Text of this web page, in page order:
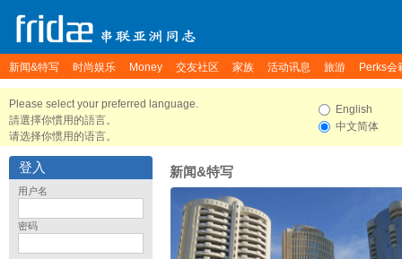
新闻&特写 时尚娱乐 Money 交友社区 家族 活动讯息 旅游 Perks会
Please select your preferred language.
請選擇你慣用的語言。
请选择你惯用的语言。
English
中文简体
登入
用户名
密码
新闻&特写